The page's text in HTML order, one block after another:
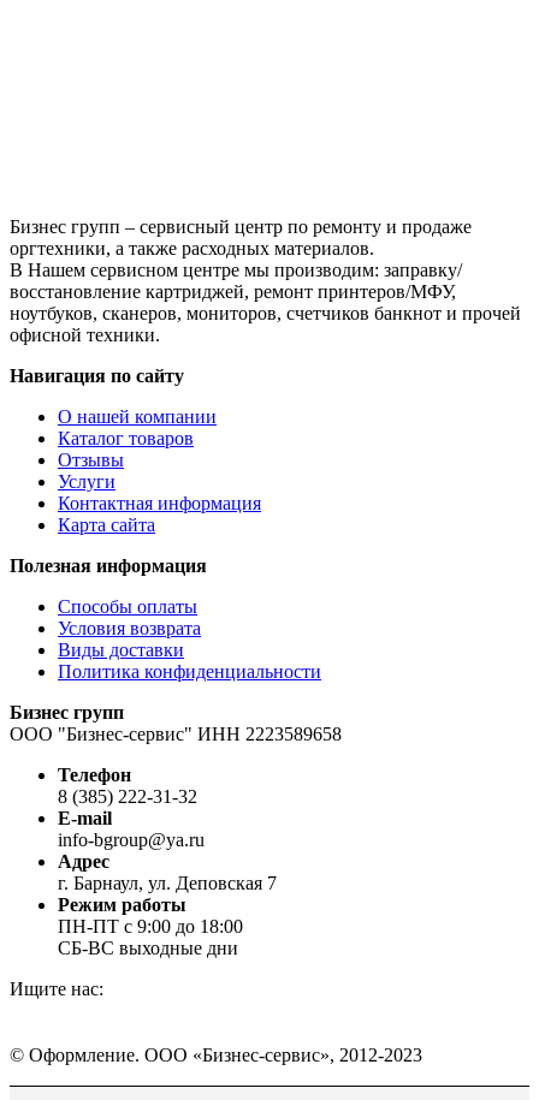
Бизнес групп – сервисный центр по ремонту и продаже
оргтехники, а также расходных материалов.
В Нашем сервисном центре мы производим: заправку/
восстановление картриджей, ремонт принтеров/МФУ,
ноутбуков, сканеров, мониторов, счетчиков банкнот и прочей
офисной техники.
Навигация по сайту
О нашей компании
Каталог товаров
Отзывы
Услуги
Контактная информация
Карта сайта
Полезная информация
Способы оплаты
Условия возврата
Виды доставки
Политика конфиденциальности
Бизнес групп
ООО "Бизнес-сервис" ИНН 2223589658
Телефон
8 (385) 222-31-32
E-mail
info-bgroup@ya.ru
Адрес
г. Барнаул, ул. Деповская 7
Режим работы
ПН-ПТ с 9:00 до 18:00
СБ-ВС выходные дни
Ищите нас:
Вконтакте
открывается
в
WhatsApp
открывается
в
Telegram
открывается
в
© Оформление. ООО «Бизнес-сервис», 2012-2023